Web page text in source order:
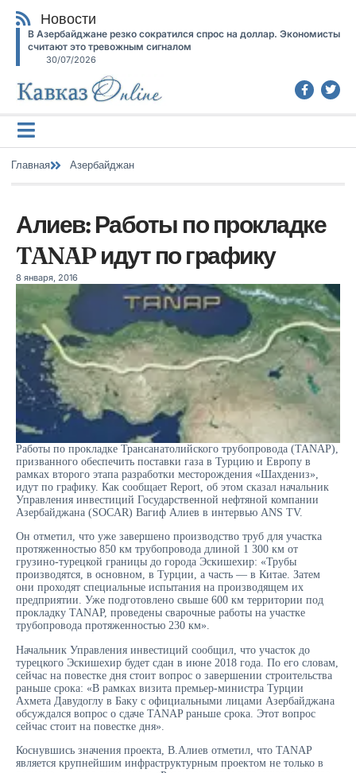
Новости
В Азербайджане резко сократился спрос на доллар. Экономисты
считают это тревожным сигналом
30/07/2026
Главная Азербайджан
Алиев: Работы по прокладке
TANAP идут по графику
8 января, 2016
Работы по прокладке Трансанатолийского трубопровода (TANAP),
призванного обеспечить поставки газа в Турцию и Европу в
рамках второго этапа разработки месторождения «Шахдениз»,
идут по графику. Как сообщает Report, об этом сказал начальник
Управления инвестиций Государственной нефтяной компании
Азербайджана (SOCAR) Вагиф Алиев в интервью ANS TV.
Он отметил, что уже завершено производство труб для участка
протяженностью 850 км трубопровода длиной 1 300 км от
грузино-турецкой границы до города Эскишехир: «Трубы
производятся, в основном, в Турции, а часть — в Китае. Затем
они проходят специальные испытания на производящем их
предприятии. Уже подготовлено свыше 600 км территории под
прокладку TANAP, проведены сварочные работы на участке
трубопровода протяженностью 230 км».
Начальник Управления инвестиций сообщил, что участок до
турецкого Эскишехир будет сдан в июне 2018 года. По его словам,
сейчас на повестке дня стоит вопрос о завершении строительства
раньше срока: «В рамках визита премьер-министра Турции
Ахмета Давудоглу в Баку с официальными лицами Азербайджана
обсуждался вопрос о сдаче TANAP раньше срока. Этот вопрос
сейчас стоит на повестке дня».
Коснувшись значения проекта, В.Алиев отметил, что TANAP
является крупнейшим инфраструктурным проектом не только в